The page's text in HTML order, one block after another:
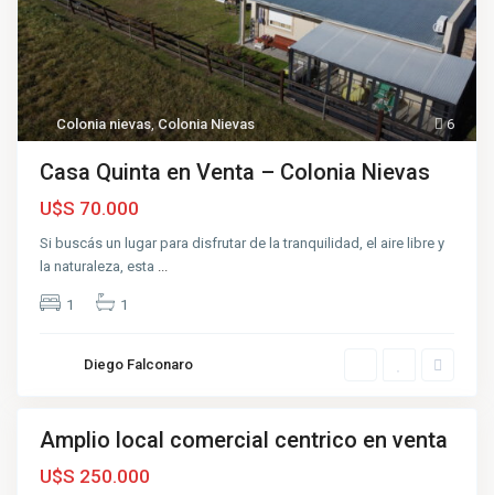
6
Colonia nievas,Colonia Nievas
Casa Quinta en Venta – Colonia Nievas
U$S 70.000
Si buscás un lugar para disfrutar de la tranquilidad, el aire libre y
la naturaleza, esta
1 1
Diego Falconaro
c
e
n
r
o
Amplio local comercial centrico en venta
U$S 250.000
T
i